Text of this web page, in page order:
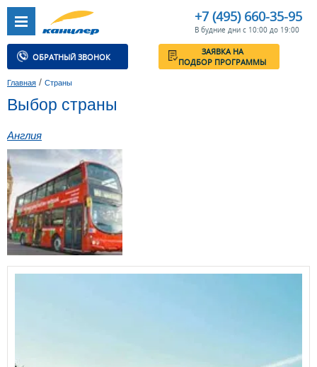
+7 (495) 660-35-95
В будние дни с 10:00 до 19:00
ОБРАТНЫЙ ЗВОНОК
ЗАЯВКА НА
ПОДБОР ПРОГРАММЫ
Главная / Страны
Выбор страны
Англия